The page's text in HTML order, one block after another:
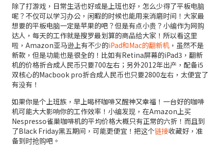
除了打游戏，日常生活也好或是上班也好，怎么少得了平板电脑
呢？不仅可以学习办公，闲暇的时候也能用来消磨时间！大家最
想要的平板电脑一定是苹果的吧？但是有点小贵？小编作为网购
达人，每天的工作就是搜罗最划算的商品给大家！所以看这里
啦，Amazon亚马逊上有不少的iPad和Mac的翻新机 ，虽然不是
新款，但是功能也是很全的！比如有Retina屏幕的iPad3，翻新
机的价格折合成人民币只要700左右；另外2012年出产，配备i5
双核心的Macbook pro折合成人民币也只要2800左右，太便宜了
有没有！
如果你是个上班族，早上喝杯咖啡又醒神又幸福！一台好的咖啡
机可能大大影响你的工作效率！小编发现，在Amazon上买
Nespresso雀巢咖啡机的平均价格大概只有正常的六折！而且到
了Black Friday黑五期间，可能更便宜！把这个链接收藏好，准
备到时抢购吧。